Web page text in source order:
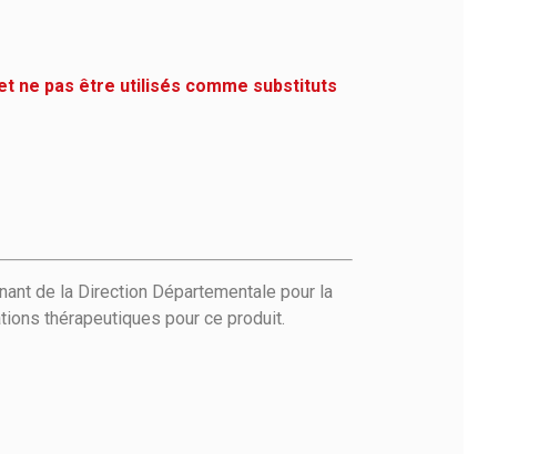
ne pas être utilisés comme substituts
de la Direction Départementale pour la
thérapeutiques pour ce produit.